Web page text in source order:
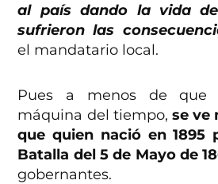
al país dando la vida
sufrieron las
el mandatario local.
Pues a menos de que
máquina del tiempo, se ve
que quien nació en 1895
Batalla del 5 de Mayo de
gobernantes.